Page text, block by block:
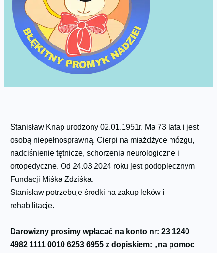
Stanisław Knap urodzony 02.01.1951r. Ma 73 lata i jest
osobą niepełnosprawną. Cierpi na miażdżyce mózgu,
nadciśnienie tętnicze, schorzenia neurologiczne i
ortopedyczne. Od 24.03.2024 roku jest podopiecznym
Fundacji Miśka Zdziśka.
Stanisław potrzebuje środki na zakup leków i
rehabilitacje.
Darowizny prosimy wpłacać na konto nr: 23 1240
4982 1111 0010 6253 6955 z dopiskiem: „na pomoc